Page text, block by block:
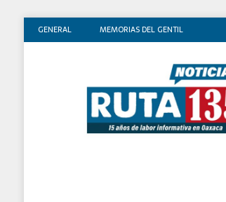
GENERAL MEMORIAS DEL GENTIL